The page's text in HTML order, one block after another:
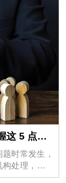
上海如何挑选杭州讨债公司？掌握这 5 点，合法高效解决债务问题
时常发生，
处理，杭州